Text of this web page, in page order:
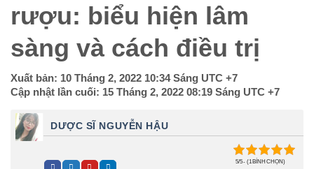
rượu: biểu hiện lâm
sàng và cách điều trị
Xuất bản: 10 Tháng 2, 2022 10:34 Sáng UTC +7
Cập nhật lần cuối: 15 Tháng 2, 2022 08:19 Sáng UTC +7
DƯỢC SĨ NGUYỄN HẬU
5/5 - (1 BÌNH CHỌN)